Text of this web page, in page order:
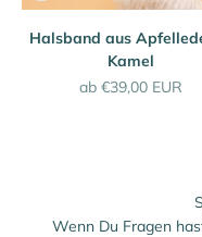
Halsband aus
Kamel
Angebot
ab €39,00 EUR
Wenn Du Fragen